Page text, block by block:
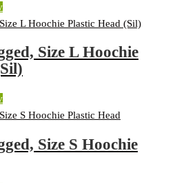
Size L Hoochie
Size S Hoochie